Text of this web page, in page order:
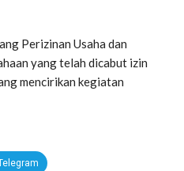
Perizinan Usaha dan
yang telah dicabut izin
mencirikan kegiatan